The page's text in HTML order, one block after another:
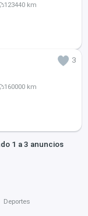
123440 km
3
160000 km
1 a 3 anuncios
Deportes